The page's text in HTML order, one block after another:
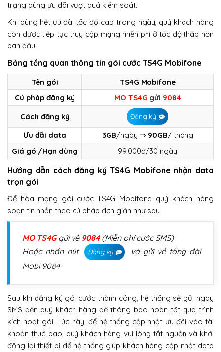
trạng dùng ưu đãi vượt quá kiểm soát.
Khi dùng hết ưu đãi tốc độ cao trong ngày, quý khách hàng
còn được tiếp tục truy cập mạng miễn phí ở tốc độ thấp hơn
ban đầu.
Bảng tổng quan thông tin gói cước TS4G Mobifone
Tên gói
TS4G Mobifone
Cú pháp đăng ký
MO TS4G gửi 9084
Cách đăng ký
Đăng ký
Ưu đãi data 3GB/ngày ⇒ 90GB/ tháng
Giá gói/Hạn dùng
99.000đ/30 ngày
Hướng dẫn cách đăng ký TS4G Mobifone nhận data
trọn gói
Để hòa mạng gói cước TS4G Mobifone quý khách hàng
soạn tin nhắn theo cú pháp đơn giản như sau
MO TS4Ggửi về9084 (Miễn phí cước SMS)
Hoặc nhấn nút
Đăng ký
và gửi về tổng đài
Mobi 9084
Sau khi đăng ký gói cước thành công, hệ thống sẽ gửi ngay
SMS đến quý khách hàng để thông báo hoàn tất quá trình
kích hoạt gói. Lúc này, để hệ thống cập nhật ưu đãi vào tài
khoản thuê bao, quý khách hàng vui lòng tắt nguồn và khởi
động lại thiết bị để hệ thống giúp khách hàng cập nhật data